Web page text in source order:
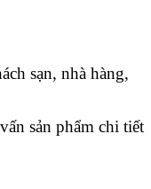
sạn, nhà hàng,
sản phẩm chi tiết